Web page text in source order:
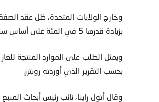
بزيادة قدرها 5 في المئة على أساس سنوي.
بحسب التقرير الذي أوردته رويترز.
وقال أتول راينا، نائب رئيس أبحاث